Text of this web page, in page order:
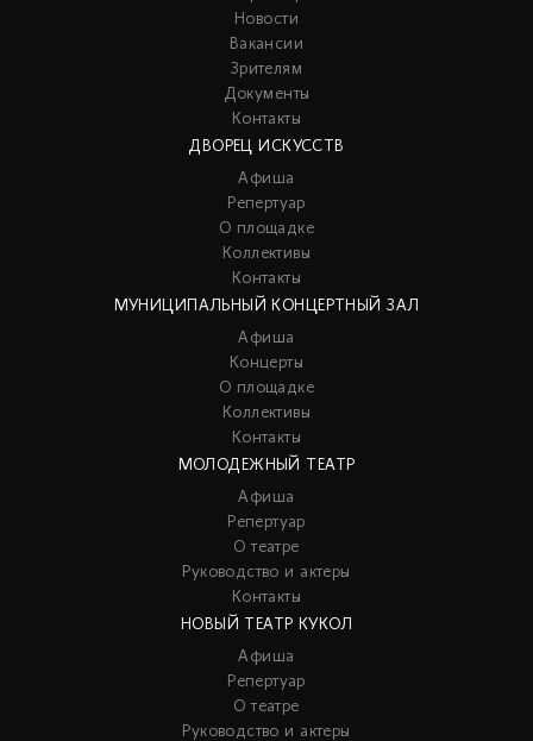
Новости
Вакансии
Зрителям
Документы
Контакты
ДВОРЕЦ ИСКУССТВ
Афиша
Репертуар
О площадке
Коллективы
Контакты
МУНИЦИПАЛЬНЫЙ КОНЦЕРТНЫЙ ЗАЛ
Афиша
Концерты
О площадке
Коллективы
Контакты
МОЛОДЕЖНЫЙ ТЕАТР
Афиша
Репертуар
О театре
Руководство и актеры
Контакты
НОВЫЙ ТЕАТР КУКОЛ
Афиша
Репертуар
О театре
Руководство и актеры